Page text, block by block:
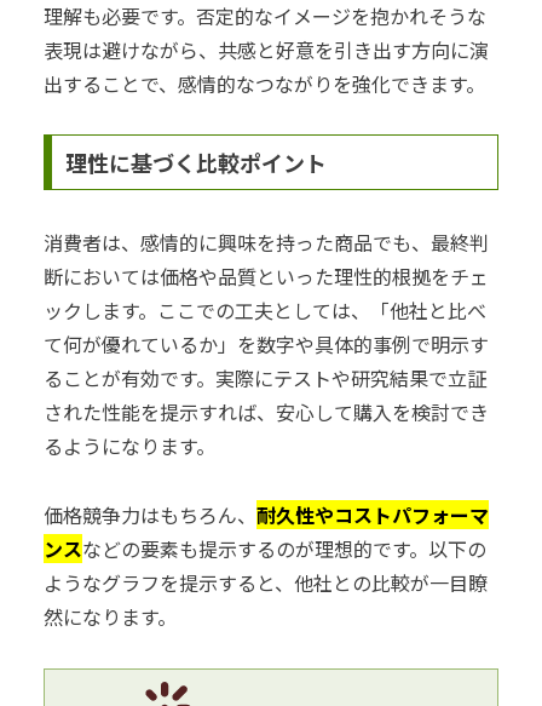
理解も必要です。否定的なイメージを抱かれそうな
表現は避けながら、共感と好意を引き出す方向に演
出することで、感情的なつながりを強化できます。
理性に基づく比較ポイント
消費者は、感情的に興味を持った商品でも、最終判
断においては価格や品質といった理性的根拠をチェ
ックします。ここでの工夫としては、「他社と比べ
て何が優れているか」を数字や具体的事例で明示す
ることが有効です。実際にテストや研究結果で立証
された性能を提示すれば、安心して購入を検討でき
るようになります。
価格競争力はもちろん、 耐久性やコストパフォーマ
ンスなどの要素も提示するのが理想的です。以下の
ようなグラフを提示すると、他社との比較が一目瞭
然になります。